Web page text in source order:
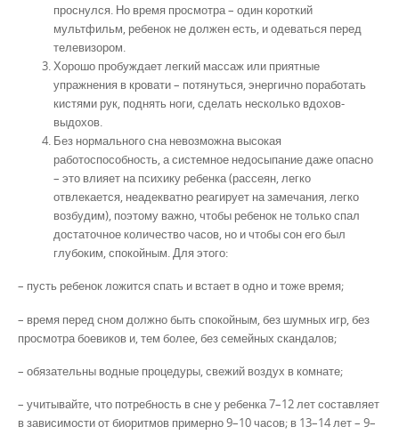
проснулся. Но время просмотра – один короткий
мультфильм, ребенок не должен есть, и одеваться перед
телевизором.
Хорошо пробуждает легкий массаж или приятные
упражнения в кровати – потянуться, энергично поработать
кистями рук, поднять ноги, сделать несколько вдохов-
выдохов.
Без нормального сна невозможна высокая
работоспособность, а системное недосыпание даже опасно
– это влияет на психику ребенка (рассеян, легко
отвлекается, неадекватно реагирует на замечания, легко
возбудим), поэтому важно, чтобы ребенок не только спал
достаточное количество часов, но и чтобы сон его был
глубоким, спокойным. Для этого:
– пусть ребенок ложится спать и встает в одно и тоже время;
– время перед сном должно быть спокойным, без шумных игр, без
просмотра боевиков и, тем более, без семейных скандалов;
– обязательны водные процедуры, свежий воздух в комнате;
– учитывайте, что потребность в сне у ребенка 7–12 лет составляет
в зависимости от биоритмов примерно 9–10 часов; в 13–14 лет – 9–